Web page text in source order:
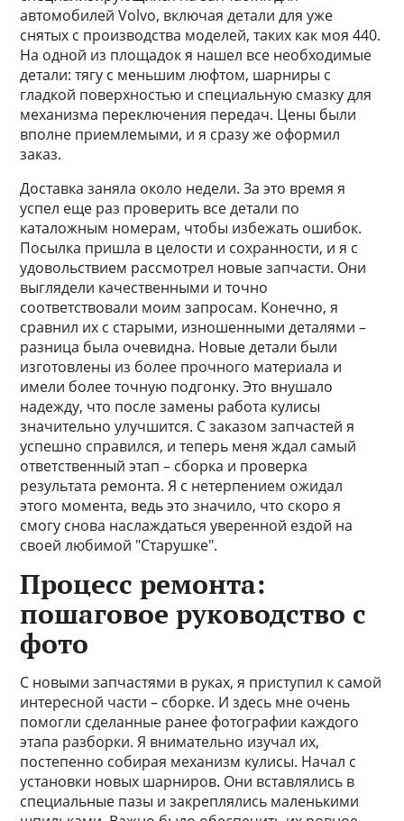
автомобилей Volvo, включая детали для уже
снятых с производства моделей, таких как моя 440.
На одной из площадок я нашел все необходимые
детали: тягу с меньшим люфтом, шарниры с
гладкой поверхностью и специальную смазку для
механизма переключения передач. Цены были
вполне приемлемыми, и я сразу же оформил
заказ.
Доставка заняла около недели. За это время я
успел еще раз проверить все детали по
каталожным номерам, чтобы избежать ошибок.
Посылка пришла в целости и сохранности, и я с
удовольствием рассмотрел новые запчасти. Они
выглядели качественными и точно
соответствовали моим запросам. Конечно, я
сравнил их с старыми, изношенными деталями –
разница была очевидна. Новые детали были
изготовлены из более прочного материала и
имели более точную подгонку. Это внушало
надежду, что после замены работа кулисы
значительно улучшится. С заказом запчастей я
успешно справился, и теперь меня ждал самый
ответственный этап – сборка и проверка
результата ремонта. Я с нетерпением ожидал
этого момента, ведь это значило, что скоро я
смогу снова наслаждаться уверенной ездой на
своей любимой "Старушке".
Процесс ремонта:
пошаговое руководство с
фото
С новыми запчастями в руках, я приступил к самой
интересной части – сборке. И здесь мне очень
помогли сделанные ранее фотографии каждого
этапа разборки. Я внимательно изучал их,
постепенно собирая механизм кулисы. Начал с
установки новых шарниров. Они вставлялись в
специальные пазы и закреплялись маленькими